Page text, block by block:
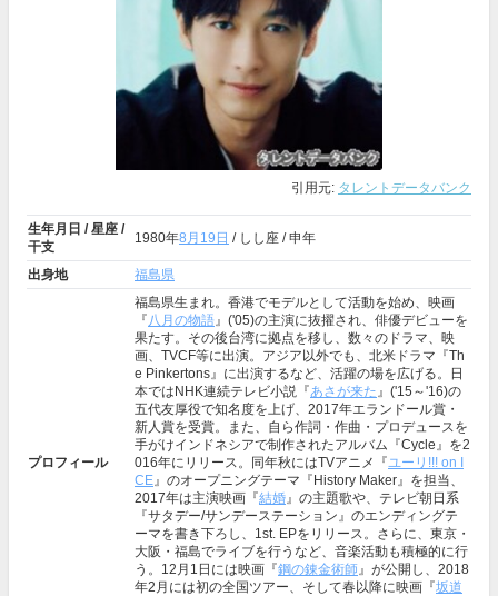
引用元: タレントデータバンク
生年月日 / 星座 /
干支
1980年8月19日 / しし座 / 申年
出身地 福島県
プロフィール
福島県生まれ。香港でモデルとして活動を始め、映画
『八月の物語』('05)の主演に抜擢され、俳優デビューを
果たす。その後台湾に拠点を移し、数々のドラマ、映
画、TVCF等に出演。アジア以外でも、北米ドラマ『Th
e Pinkertons』に出演するなど、活躍の場を広げる。日
本ではNHK連続テレビ小説『あさが来た』('15～'16)の
五代友厚役で知名度を上げ、2017年エランドール賞・
新人賞を受賞。また、自ら作詞・作曲・プロデュースを
手がけインドネシアで制作されたアルバム『Cycle』を2
016年にリリース。同年秋にはTVアニメ『ユーリ!!! on I
CE』のオープニングテーマ『History Maker』を担当、
2017年は主演映画『結婚』の主題歌や、テレビ朝日系
『サタデー/サンデーステーション』のエンディングテ
ーマを書き下ろし、1st. EPをリリース。さらに、東京・
大阪・福島でライブを行うなど、音楽活動も積極的に行
う。12月1日には映画『鋼の錬金術師』が公開し、2018
年2月には初の全国ツアー、そして春以降に映画『坂道